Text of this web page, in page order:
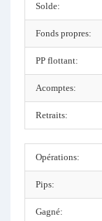
Solde:
Fonds propres:
PP flottant:
Acomptes:
Retraits:
Opérations:
Pips:
Gagné: